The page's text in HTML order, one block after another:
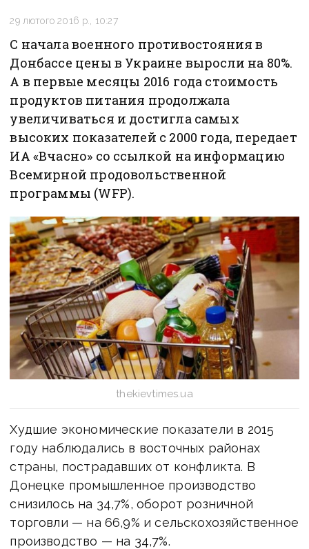
29 лютого 2016 р., 10:27
С начала военного противостояния в
Донбассе цены в Украине выросли на 80%.
А в первые месяцы 2016 года стоимость
продуктов питания продолжала
увеличиваться и достигла самых
высоких показателей с 2000 года, передает
ИА «Вчасно» со ссылкой на информацию
Всемирной продовольственной
программы (WFP).
thekievtimes.ua
Худшие экономические показатели в 2015
году наблюдались в восточных районах
страны, пострадавших от конфликта. В
Донецке промышленное производство
снизилось на 34,7%, оборот розничной
торговли — на 66,9% и сельскохозяйственное
производство — на 34,7%.